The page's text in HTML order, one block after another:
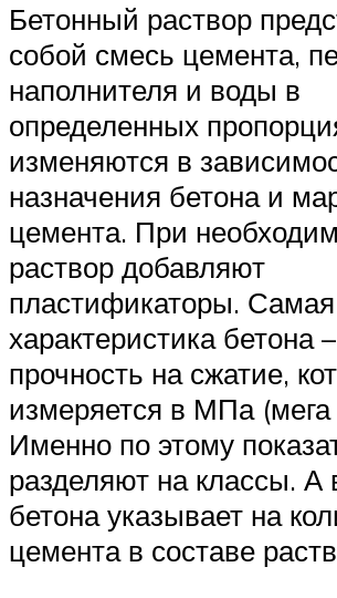
Бетонный раствор
собой смесь цемента,
наполнителя и воды в
определенных
изменяются в
назначения бетона и
цемента. При
раствор добавляют
пластификаторы.
характеристика бетона
прочность на сжатие,
измеряется в МПа (мега
Именно по этому
разделяют на классы. А
бетона указывает на
цемента в составе